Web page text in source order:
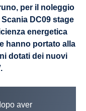
per il noleggio
DC09 stage
energetica
hanno portato alla
dotati dei nuovi
aver